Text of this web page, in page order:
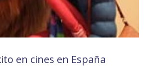
en cines en España